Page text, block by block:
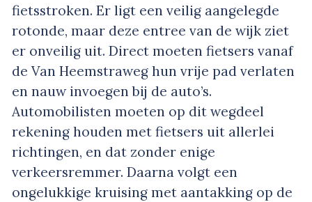
fietsstroken. Er ligt een veilig aangelegde
rotonde, maar deze entree van de wijk ziet
er onveilig uit. Direct moeten fietsers vanaf
de Van Heemstraweg hun vrije pad verlaten
en nauw invoegen bij de auto’s.
Automobilisten moeten op dit wegdeel
rekening houden met fietsers uit allerlei
richtingen, en dat zonder enige
verkeersremmer. Daarna volgt een
ongelukkige kruising met aantakking op de